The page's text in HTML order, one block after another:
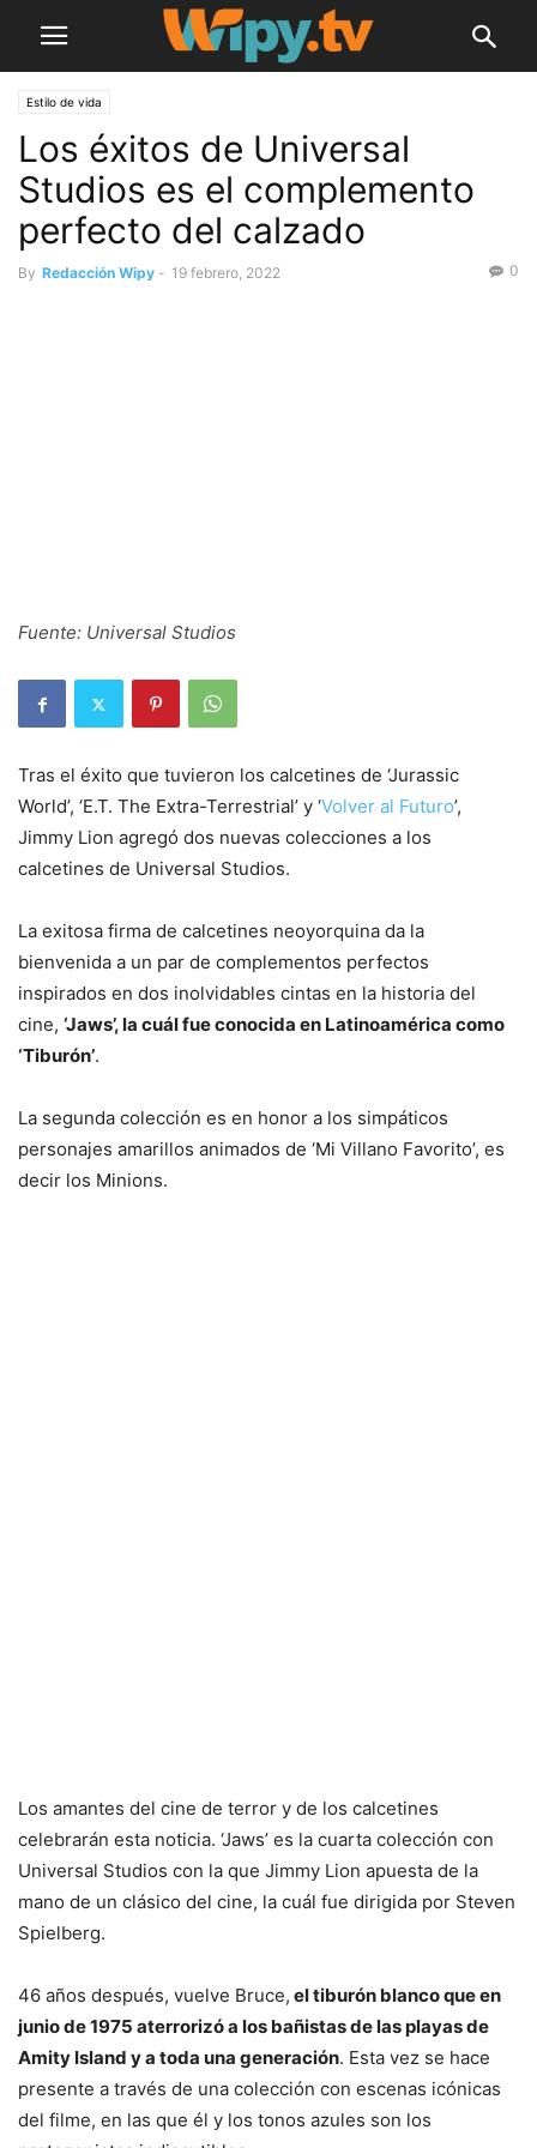
Estilo de vida
Los éxitos de Universal
Studios es el complemento
perfecto del calzado
By Redacción Wipy - 19 febrero, 2022 0
Fuente: Universal Studios
Tras el éxito que tuvieron los calcetines de ‘Jurassic
World’, ‘E.T. The Extra-Terrestrial’ y ‘Volver al Futuro’,
Jimmy Lion agregó dos nuevas colecciones a los
calcetines de Universal Studios.
La exitosa firma de calcetines neoyorquina da la
bienvenida a un par de complementos perfectos
inspirados en dos inolvidables cintas en la historia del
cine, ‘Jaws’, la cuál fue conocida en Latinoamérica como
‘Tiburón’.
La segunda colección es en honor a los simpáticos
personajes amarillos animados de ‘Mi Villano Favorito’, es
decir los Minions.
Los amantes del cine de terror y de los calcetines
celebrarán esta noticia. ‘Jaws’ es la cuarta colección con
Universal Studios con la que Jimmy Lion apuesta de la
mano de un clásico del cine, la cuál fue dirigida por Steven
Spielberg.
46 años después, vuelve Bruce, el tiburón blanco que en
junio de 1975 aterrorizó a los bañistas de las playas de
Amity Island y a toda una generación. Esta vez se hace
presente a través de una colección con escenas icónicas
del filme, en las que él y los tonos azules son los